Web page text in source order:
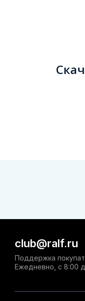
club@ralf.ru
Поддержка
Ежедневно, с 8:00